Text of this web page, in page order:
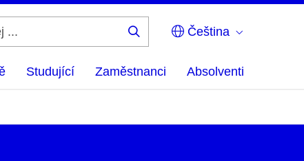
Čeština
Studující Zaměstnanci Absolventi